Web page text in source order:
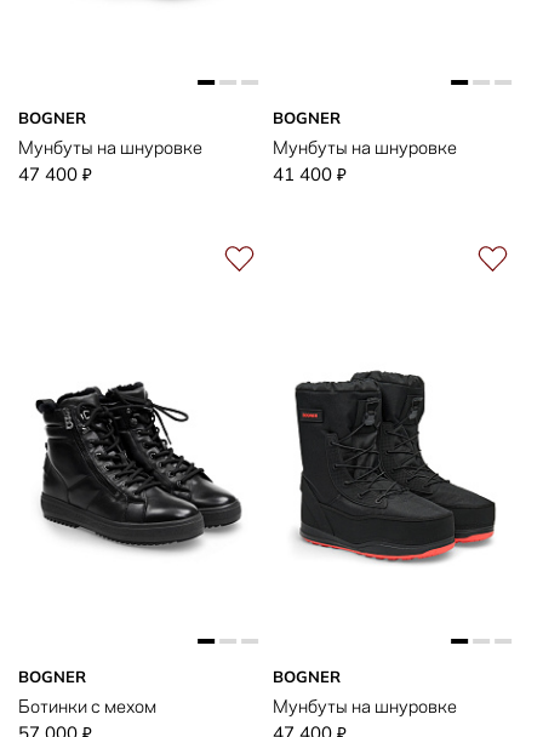
BOGNER
Мунбуты на шнуровке
47 400 ₽
BOGNER
Мунбуты на шнуровке
41 400 ₽
BOGNER
Ботинки с мехом
BOGNER
Мунбуты на шнуровке